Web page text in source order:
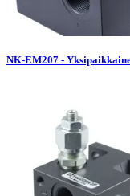
NK-EM207 -